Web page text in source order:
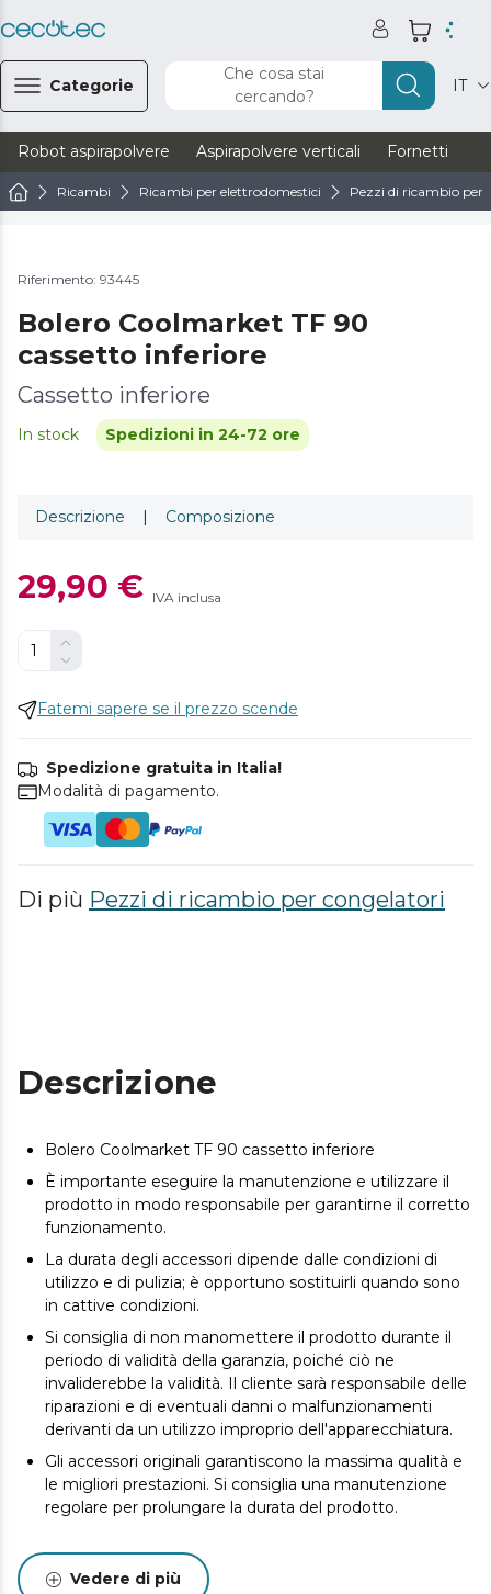
Categorie
Che cosa stai
cercando?
IT
Robot aspirapolvere Aspirapolvere verticali Fornetti
Ricambi Ricambi per elettrodomestici Pezzi di ricambio per
Riferimento: 93445
Bolero Coolmarket TF 90
cassetto inferiore
Cassetto inferiore
In stock Spedizioni in 24-72 ore
Descrizione | Composizione
29,90 € IVA inclusa
Fatemi sapere se il prezzo scende
Spedizione gratuita in Italia!
Modalità di pagamento.
Di più Pezzi di ricambio per congelatori
Descrizione
Bolero Coolmarket TF 90 cassetto inferiore
È importante eseguire la manutenzione e utilizzare il
prodotto in modo responsabile per garantirne il corretto
funzionamento.
La durata degli accessori dipende dalle condizioni di
utilizzo e di pulizia; è opportuno sostituirli quando sono
in cattive condizioni.
Si consiglia di non manomettere il prodotto durante il
periodo di validità della garanzia, poiché ciò ne
invaliderebbe la validità. Il cliente sarà responsabile delle
riparazioni e di eventuali danni o malfunzionamenti
derivanti da un utilizzo improprio dell'apparecchiatura.
Gli accessori originali garantiscono la massima qualità e
le migliori prestazioni. Si consiglia una manutenzione
regolare per prolungare la durata del prodotto.
Vedere di più